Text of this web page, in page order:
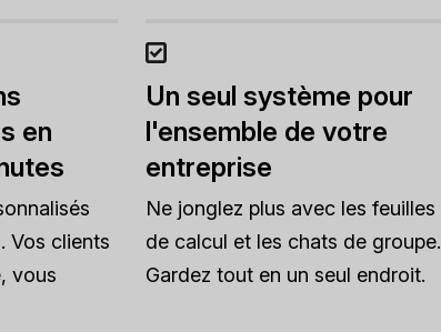
en
Vos clients
vous
Un seul système pour
l'ensemble de votre
entreprise
Ne jonglez plus avec les feuilles
de calcul et les chats de groupe.
Gardez tout en un seul endroit.